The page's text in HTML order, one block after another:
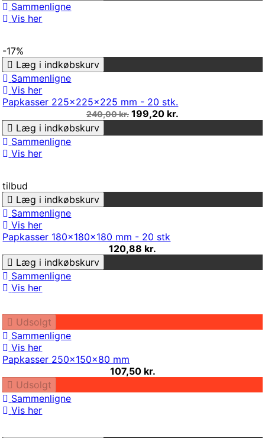
Sammenligne
Vis her
-17%
Læg i indkøbskurv
Sammenligne
Vis her
Papkasser 225x225x225 mm - 20 stk.
240,00 kr. 199,20 kr.
Læg i indkøbskurv
Sammenligne
Vis her
tilbud
Læg i indkøbskurv
Sammenligne
Vis her
Papkasser 180x180x180 mm - 20 stk
120,88 kr.
Læg i indkøbskurv
Sammenligne
Vis her
Udsolgt
Sammenligne
Vis her
Papkasser 250x150x80 mm
107,50 kr.
Udsolgt
Sammenligne
Vis her